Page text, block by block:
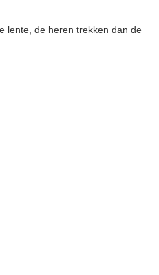
lente, de heren trekken dan de